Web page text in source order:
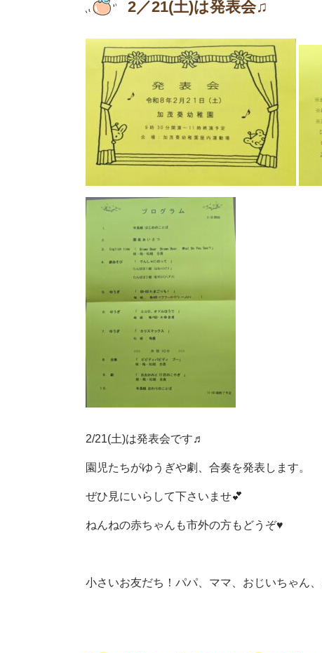
2／21(土)は発表会♫
2/21(土)は発表会です♬
園児たちがゆうぎや劇、合奏を発表します。
ぜひ見にいらして下さいませ💕
ねんねの赤ちゃんも市外の方もどうぞ♥
小さいお友だち！パパ、ママ、おじいちゃん